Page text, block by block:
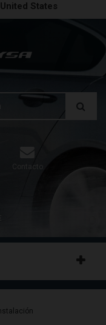
United States
Contacto